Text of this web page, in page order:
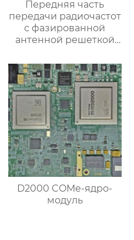
Передняя часть
передачи радиочастот
с фазированной
антенной решеткой
D2000 COMe-ядро-
модуль